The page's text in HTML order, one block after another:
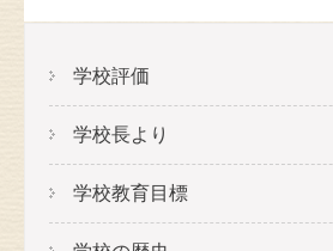
学校評価
学校長より
学校教育目標